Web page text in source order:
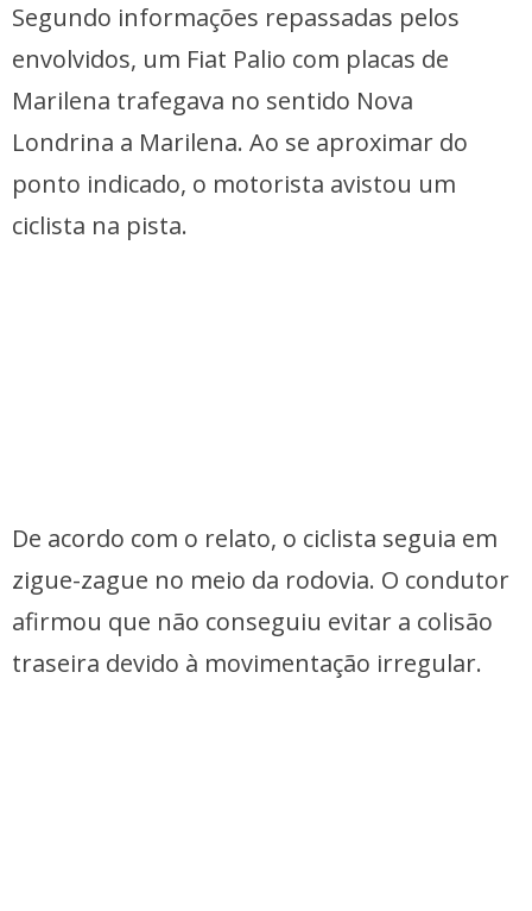
Segundo informações repassadas pelos
envolvidos, um Fiat Palio com placas de
Marilena trafegava no sentido Nova
Londrina a Marilena. Ao se aproximar do
ponto indicado, o motorista avistou um
ciclista na pista.
De acordo com o relato, o ciclista seguia em
zigue-zague no meio da rodovia. O condutor
afirmou que não conseguiu evitar a colisão
traseira devido à movimentação irregular.